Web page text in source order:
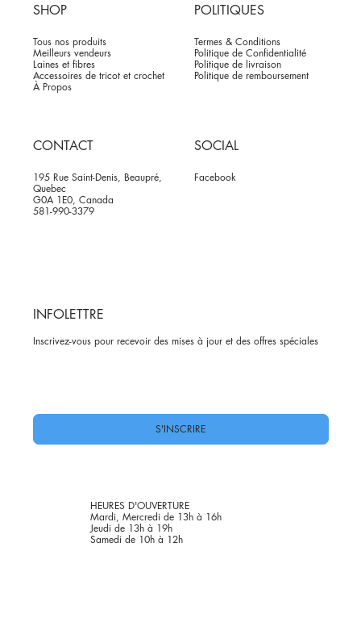
SHOP
Tous nos produits
Meilleurs vendeurs
Laines et fibres
Accessoires de tricot et crochet
À Propos
POLITIQUES
Termes & Conditions
Politique de Confidentialité
Politique de livraison
Politique de remboursement
CONTACT
195 Rue Saint-Denis, Beaupré,
Quebec
G0A 1E0, Canada
581-990-3379
SOCIAL
Facebook
INFOLETTRE
Inscrivez-vous pour recevoir des mises à jour et des offres spéciales
S'INSCRIRE
HEURES D'OUVERTURE
Mardi, Mercredi de 13h à 16h
Jeudi de 13h à 19h
Samedi de 10h à 12h